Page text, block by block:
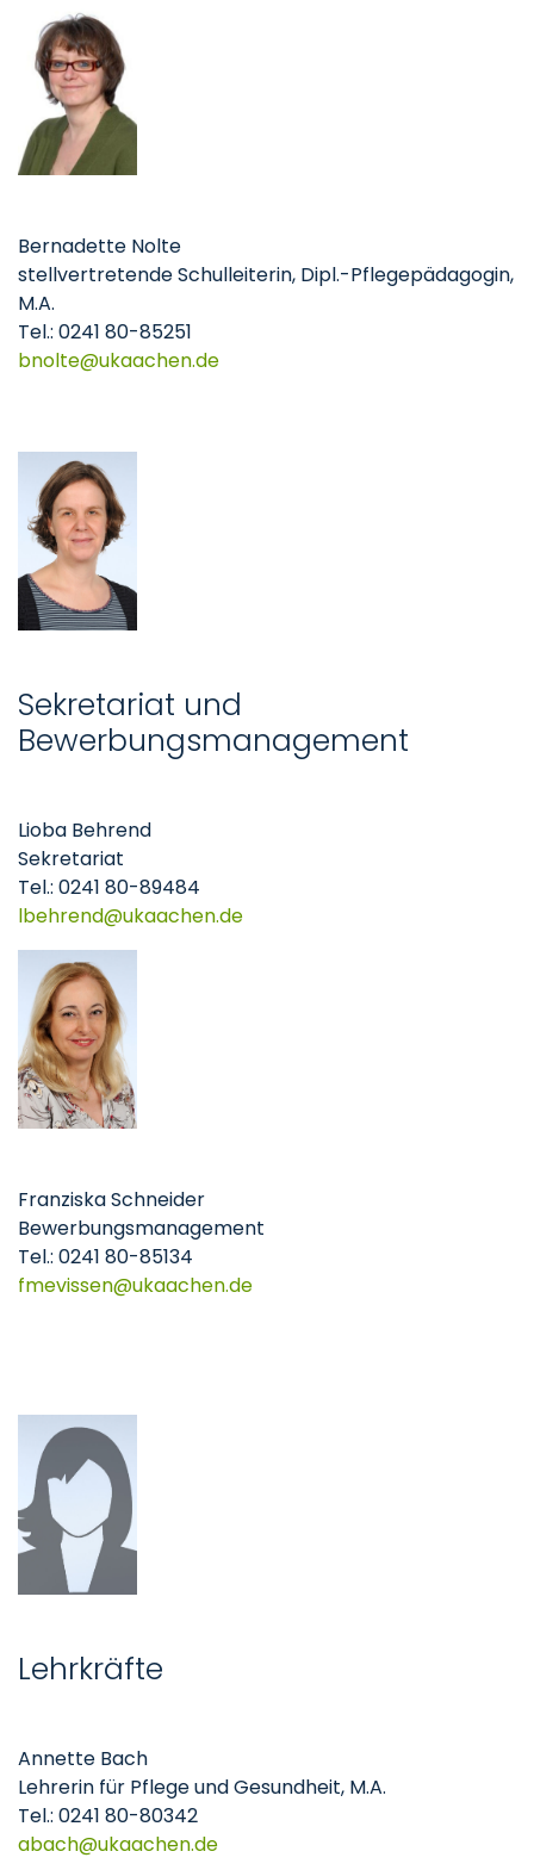
Bernadette Nolte
stellvertretende Schulleiterin, Dipl.-Pflegepädagogin,
M.A.
Tel.: 0241 80-85251
bnolte@ukaachen.de
Sekretariat und
Bewerbungsmanagement
Lioba Behrend
Sekretariat
Tel.: 0241 80-89484
lbehrend
ukaachende
Franziska Schneider
Bewerbungsmanagement
Tel.: 0241 80-85134
fmevissen
ukaachende
Lehrkräfte
Annette Bach
Lehrerin für Pflege und Gesundheit, M.A.
Tel.: 0241 80-80342
abach
ukaachende